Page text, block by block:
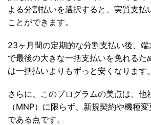
よる分割払いを選択すると、実質支払
ことができます。
23ヶ月間の定期的な分割支払い後、端
で最後の大きな一括支払いを免れるた
は一括払いよりもずっと安くなります。
さらに、このプログラムの美点は、他
（MNP）に限らず、新規契約や機種
である点です。